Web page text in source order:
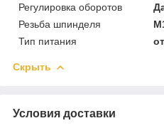
Регулировка оборотов
Резьба шпинделя
Тип питания
Скрыть
Условия доставки